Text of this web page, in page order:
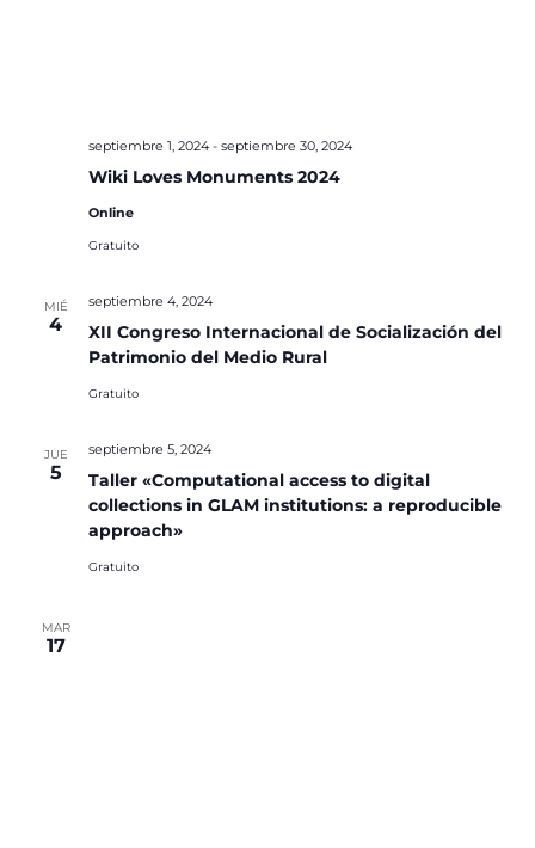
Wiki Loves Monuments 2024
septiembre 1, 2024- septiembre 30, 2024
Online
Gratuito
MIÉ
4
XII Congreso Internacional de Socialización del
Patrimonio del Medio Rural
septiembre 4, 2024
Gratuito
JUE
5
Taller «Computational access to digital
collections in GLAM institutions: a reproducible
approach»
septiembre 5, 2024
Gratuito
MAR
17